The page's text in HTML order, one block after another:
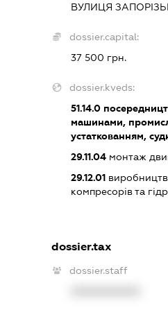
ВУЛИЦЯ
dossier.capital:
37 500 грн.
dossier.kveds:
51.14.0
машинами,
устаткованням,
29.11.04монтаж
29.12.01
компресорів та
dossier.tax
dossier.staff